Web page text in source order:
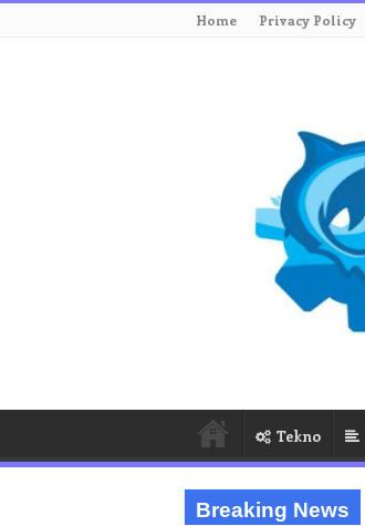
Home Privacy Policy
Tekno
Breaking News